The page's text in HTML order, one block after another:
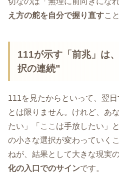
え方の舵を自分で握り直すこ
111が示す「前兆」は
択の連続”
111を見たからといって、翌
とは限りません。けれど、あ
たい」「ここは手放したい」
の小さな選択が変わっていく
ねが、結果として大きな現実
化の入口でのサインです。